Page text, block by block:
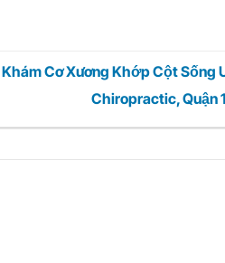
Cơ Xương Khớp Cột Sống
Chiropractic, Quận 1